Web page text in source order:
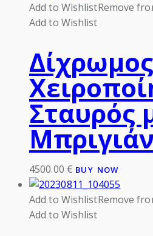
Add to WishlistRemove
Add to Wishlist
Δίχρωμος
Σταυρός
4500.00 € BUY NOW
Add to WishlistRemove
Add to Wishlist